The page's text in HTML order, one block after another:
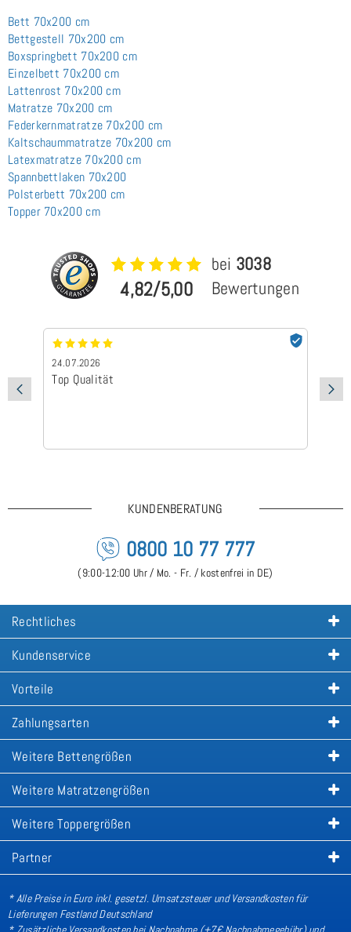
Bett 70x200 cm
Bettgestell 70x200 cm
Boxspringbett 70x200 cm
Einzelbett 70x200 cm
Lattenrost 70x200 cm
Matratze 70x200 cm
Federkernmatratze 70x200 cm
Kaltschaummatratze 70x200 cm
Latexmatratze 70x200 cm
Spannbettlaken 70x200
Polsterbett 70x200 cm
Topper 70x200 cm
4,82/5,00
bei 3038
Bewertungen
24.07.2026
Top Qualität
KUNDENBERATUNG
0800 10 77 777
(9:00-12:00 Uhr / Mo. - Fr. / kostenfrei in DE)
Rechtliches
Kundenservice
Vorteile
Zahlungsarten
Weitere Bettengrößen
Weitere Matratzengrößen
Weitere Toppergrößen
Partner
* Alle Preise in Euro inkl. gesetzl. Umsatzsteuer und Versandkosten für
Lieferungen Festland Deutschland